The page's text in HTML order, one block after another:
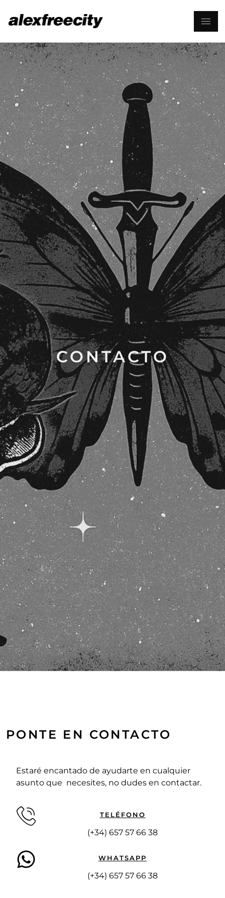
CONTACTO
PONTE EN CONTACTO
Estaré encantado de ayudarte en cualquier
asunto que necesites, no dudes en contactar.
TELÉFONO
(+34) 657 57 66 38
WHATSAPP
(+34) 657 57 66 38